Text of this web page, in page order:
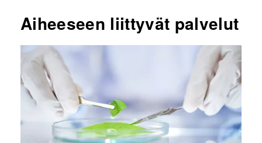
Aiheeseen liittyvät palvelut